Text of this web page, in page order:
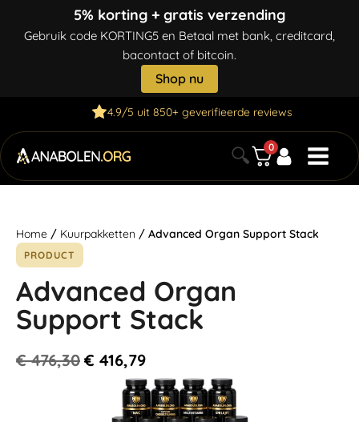
5% korting + gratis verzending
Gebruik code KORTING5 en Betaal met bank, creditcard,
bacontact of bitcoin.
Shop nu
4.9/5 uit 850+ geverifieerde reviews
🔍 0
Home / Kuurpakketten / Advanced Organ Support Stack
PRODUCT
Advanced Organ
Support Stack
€476,30 € 416,79